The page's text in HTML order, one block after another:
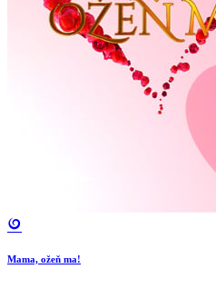
Mama, ožeň ma!